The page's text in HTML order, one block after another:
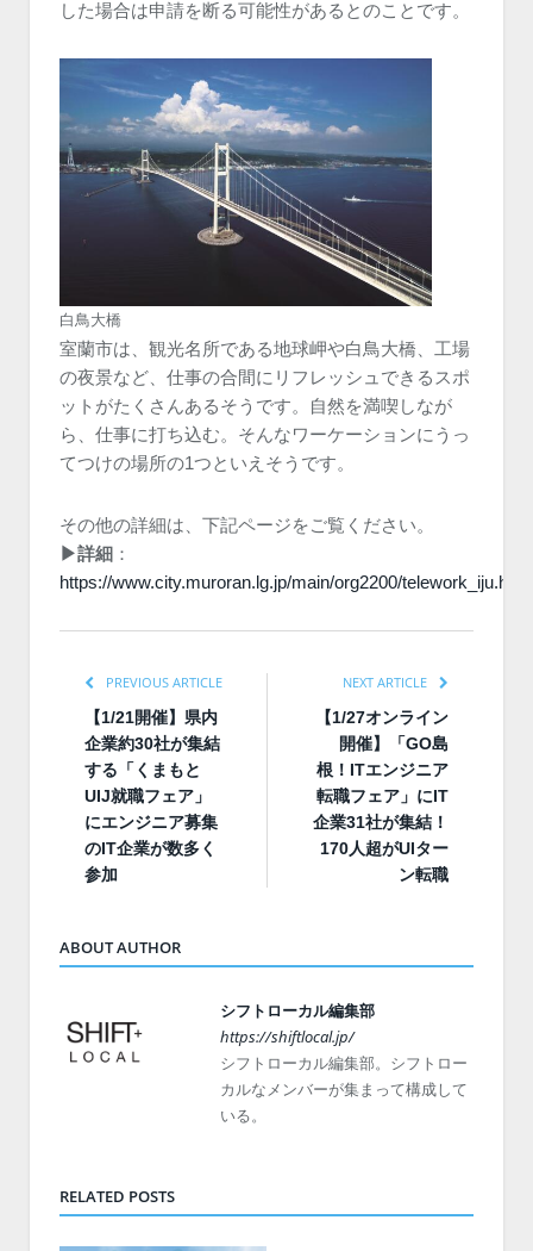
した場合は申請を断る可能性があるとのことです。
白鳥大橋
室蘭市は、観光名所である地球岬や白鳥大橋、工場
の夜景など、仕事の合間にリフレッシュできるスポ
ットがたくさんあるそうです。自然を満喫しなが
ら、仕事に打ち込む。そんなワーケーションにうっ
てつけの場所の1つといえそうです。
その他の詳細は、下記ページをご覧ください。
▶︎詳細 ：
https://www.city.muroran.lg.jp/main/org2200/telework_iju.html
PREVIOUS ARTICLE
【1/21開催】県内
企業約30社が集結
する「くまもと
UIJ就職フェア」
にエンジニア募集
のIT企業が数多く
参加
NEXT ARTICLE
【1/27オンライン
開催】「GO島
根！ITエンジニア
転職フェア」にIT
企業31社が集結！
170人超がUIター
ン転職
ABOUT AUTHOR
シフトローカル編集部
https://shiftlocal.jp/
シフトローカル編集部。シフトロー
カルなメンバーが集まって構成して
いる。
RELATED POSTS